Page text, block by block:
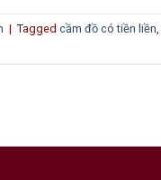
| Tagged cầm đồ có tiền liền,